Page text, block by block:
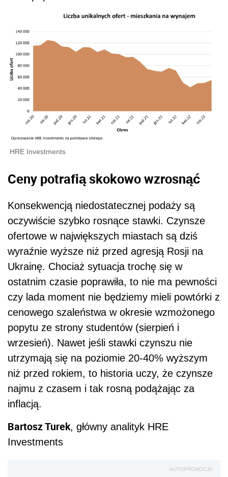
HRE Investments
Ceny potrafią skokowo wzrosnąć
Konsekwencją niedostatecznej podaży są
oczywiście szybko rosnące stawki. Czynsze
ofertowe w największych miastach są dziś
wyraźnie wyższe niż przed agresją Rosji na
Ukrainę. Chociaż sytuacja trochę się w
ostatnim czasie poprawiła, to nie ma pewności
czy lada moment nie będziemy mieli powtórki z
cenowego szaleństwa w okresie wzmożonego
popytu ze strony studentów (sierpień i
wrzesień). Nawet jeśli stawki czynszu nie
utrzymają się na poziomie 20-40% wyższym
niż przed rokiem, to historia uczy, że czynsze
najmu z czasem i tak rosną podążając za
inflacją.
Bartosz Turek, główny analityk HRE
Investments
AUTOPROMOCJA